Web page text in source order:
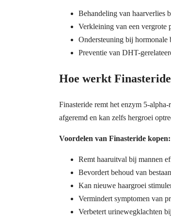
Behandeling van haarverlies
Verkleining van een vergrote
Ondersteuning bij hormonale
Preventie van DHT-
Hoe werkt
Finasteride remt het enzym 5-
afgeremd en kan zelfs hergroei
Voordelen van Finasteride kopen:
Remt haaruitval bij mannen
Bevordert behoud van
Kan nieuwe haargroei
Vermindert symptomen van
Verbetert urinewegklachten